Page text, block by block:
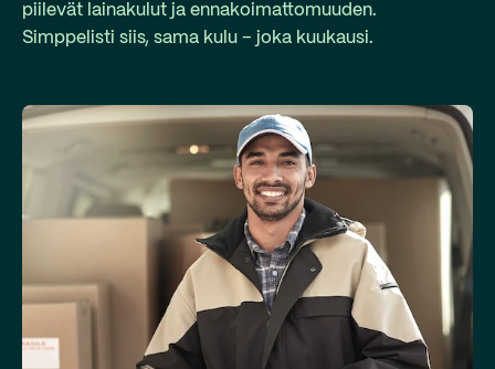
piilevät lainakulut ja ennakoimattomuuden.
Simppelisti siis, sama kulu – joka kuukausi.